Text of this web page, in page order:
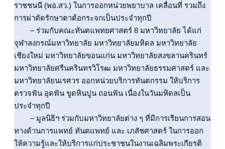
ราชชนนี (พอ.สว.) ในการออกหน่วยพยาบาล เคลื่อนที่ รวมถึง
การผ่าตัดรักษาตาต้อกระจกเป็นประจำทุกปี
จุฬาลงกรณ์มหาวิทยาลัย มหาวิทยาลัยมหิดล มหาวิทยาลัย
เชียงใหม่ มหาวิทยาลัยขอนแก่น มหาวิทยาลัยสงขลานครินทร์
มหาวิทยาลัยศรีนครินทรวิโรฒ มหาวิทยาลัยธรรมศาสตร์ และ
มหาวิทยาลัยนเรศวร ออกหน่วยบริการทันตกรรม ให้บริการ
ตรวจฟัน อุดฟัน ขูดหินปูน ถอนฟัน เนื่องในวันมหิดลเป็น
ประจำทุกปี
ทางด้านการแพทย์ ทันตแพทย์ และ เภสัชศาสตร์ ในการออก
ให้ความรู้และให้บริการแก่ประชาชนในงานเฉลิมพระเกียรติ